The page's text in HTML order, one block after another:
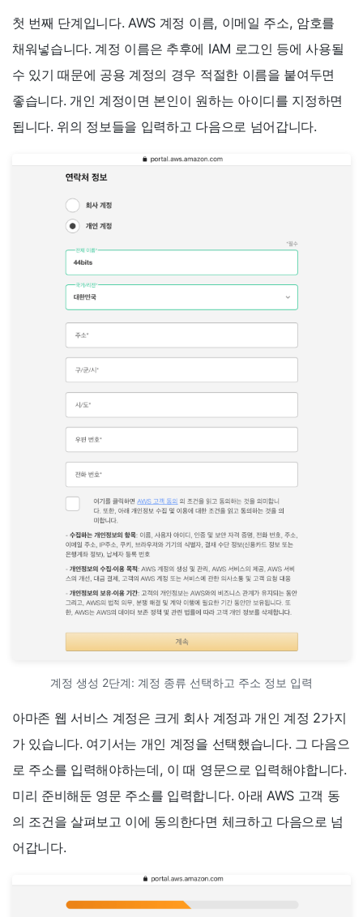
첫 번째 단계입니다. AWS 계정 이름, 이메일 주소, 암호를
채워넣습니다. 계정 이름은 추후에 IAM 로그인 등에 사용될
수 있기 때문에 공용 계정의 경우 적절한 이름을 붙여두면
좋습니다. 개인 계정이면 본인이 원하는 아이디를 지정하면
됩니다. 위의 정보들을 입력하고 다음으로 넘어갑니다.
계정 생성 2단계: 계정 종류 선택하고 주소 정보 입력
아마존 웹 서비스 계정은 크게 회사 계정과 개인 계정 2가지
가 있습니다. 여기서는 개인 계정을 선택했습니다. 그 다음으
로 주소를 입력해야하는데, 이 때 영문으로 입력해야합니다.
미리 준비해둔 영문 주소를 입력합니다. 아래 AWS 고객 동
의 조건을 살펴보고 이에 동의한다면 체크하고 다음으로 넘
어갑니다.